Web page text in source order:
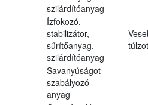
szilárdítóanyag
Ízfokozó,
stabilizátor,
sűrítőanyag,
szilárdítóanyag
Savanyúságot
szabályozó
anyag